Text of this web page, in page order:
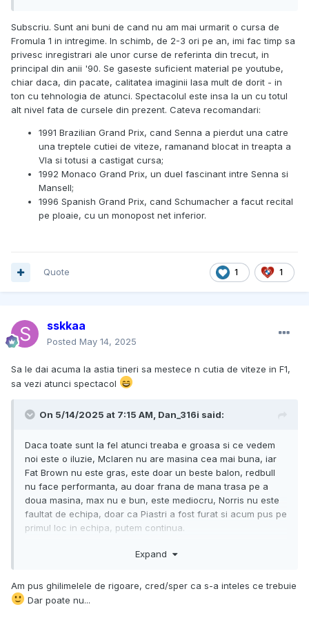
Subscriu. Sunt ani buni de cand nu am mai urmarit o cursa de
Fromula 1 in intregime. In schimb, de 2-3 ori pe an, imi fac timp sa
privesc inregistrari ale unor curse de referinta din trecut, in
principal din anii '90. Se gaseste suficient material pe youtube,
chiar daca, din pacate, calitatea imaginii lasa mult de dorit - in
ton cu tehnologia de atunci. Spectacolul este insa la un cu totul
alt nivel fata de cursele din prezent. Cateva recomandari:
1991 Brazilian Grand Prix, cand Senna a pierdut una catre
una treptele cutiei de viteze, ramanand blocat in treapta a
VIa si totusi a castigat cursa;
1992 Monaco Grand Prix, un duel fascinant intre Senna si
Mansell;
1996 Spanish Grand Prix, cand Schumacher a facut recital
pe ploaie, cu un monopost net inferior.
1 1
Quote
sskkaa
Posted May 14, 2025
Sa le dai acuma la astia tineri sa mestece n cutia de viteze in F1,
sa vezi atunci spectacol
On 5/14/2025 at 7:15 AM, Dan_316i said:
Daca toate sunt la fel atunci treaba e groasa si ce vedem
noi este o iluzie, Mclaren nu are masina cea mai buna, iar
Fat Brown nu este gras, este doar un beste balon, redbull
nu face performanta, au doar frana de mana trasa pe a
doua masina, max nu e bun, este mediocru, Norris nu este
faultat de echipa, doar ca Piastri a fost furat si acum pus pe
primul loc in echipa, putem continua.
Diferentele sunt mari si exista intre toate echipele.
Expand
Am pus ghilimelele de rigoare, cred/sper ca s-a inteles ce trebuie
Dar poate nu...